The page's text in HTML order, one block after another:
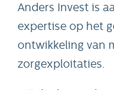
type,
Anders Invest is
expertise op het
ontwikkeling van
zorgexploitaties.